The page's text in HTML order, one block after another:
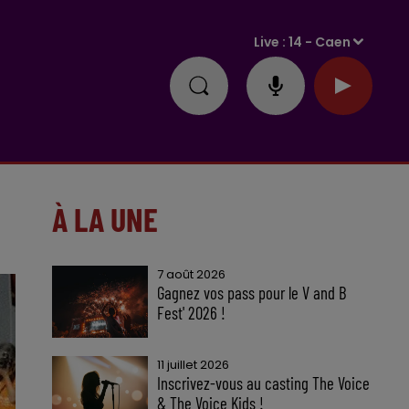
Live :14 - Caen
À LA UNE
7 août 2026
Gagnez vos pass pour le V and B
Fest' 2026 !
11 juillet 2026
Inscrivez-vous au casting The Voice
& The Voice Kids !